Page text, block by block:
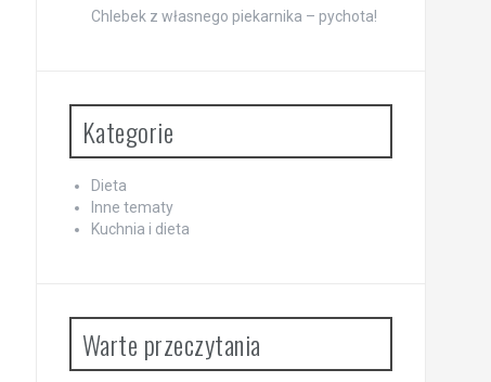
Chlebek z własnego piekarnika – pychota!
Kategorie
Dieta
Inne tematy
Kuchnia i dieta
Warte przeczytania